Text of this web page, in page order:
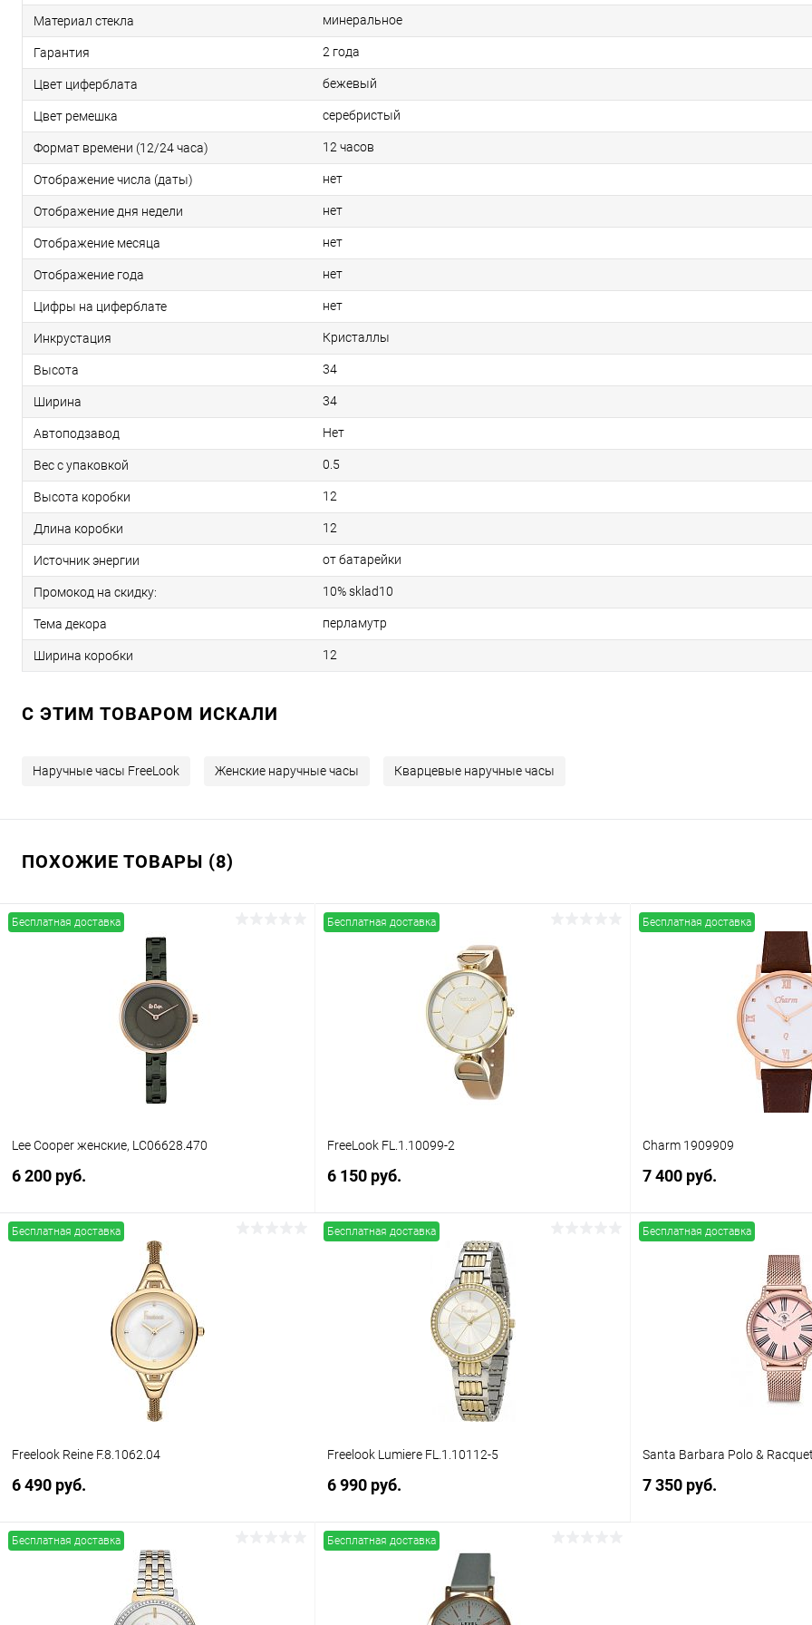
Материал стекла минеральное
Гарантия 2 года
Цвет циферблата бежевый
Цвет ремешка серебристый
Формат времени (12/24 часа) 12 часов
Отображение числа (даты) нет
Отображение дня недели нет
Отображение месяца нет
Отображение года нет
Цифры на циферблате нет
Инкрустация Кристаллы
Высота 34
Ширина 34
Автоподзавод Нет
Вес с упаковкой 0.5
Высота коробки 12
Длина коробки 12
Источник энергии от батарейки
Промокод на скидку: 10% sklad10
Тема декора перламутр
Ширина коробки 12
C ЭТИМ ТОВАРОМ ИСКАЛИ
Наручные часы FreeLook Женские наручные часы Кварцевые наручные часы
ПОХОЖИЕ ТОВАРЫ (8)
Бесплатная доставка
Lee Cooper женские, LC06628.470
6 200 руб.
В корзину
В наличии
Бесплатная доставка
FreeLook FL.1.10099-2
6 150 руб.
В корзину
Сравнение
В наличии
Бесплатная доставка
Charm 1909909
7 400 руб.
Бесплатная доставка
Freelook Reine F.8.1062.04
6 490 руб.
В корзину
Бесплатная доставка
Freelook Lumiere FL.1.10112-5
6 990 руб.
В корзину
Бесплатная доставка
Santa Barbara Polo &
7 350 руб.
Бесплатная доставка Бесплатная доставка